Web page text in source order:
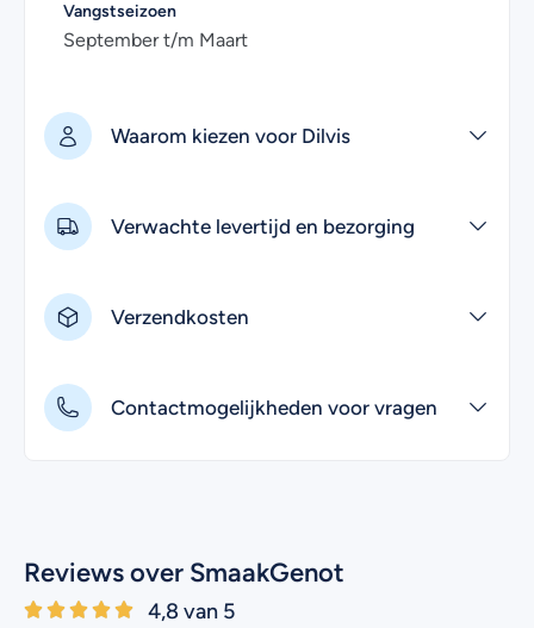
Vangstseizoen
September t/m Maart
Waarom kiezen voor Dilvis
Verwachte levertijd en bezorging
Verzendkosten
Contactmogelijkheden voor vragen
Reviews over SmaakGenot
4,8 van 5